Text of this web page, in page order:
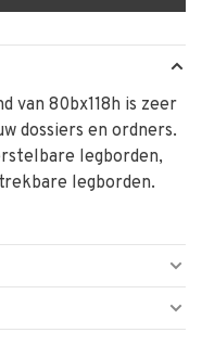
van 80bx118h is zeer
dossiers en ordners.
legborden,
legborden.